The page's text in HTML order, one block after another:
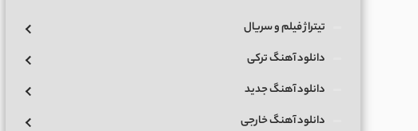
تیتراژ فیلم و سریال
دانلود آهنگ ترکی
دانلود آهنگ جدید
دانلود آهنگ خارجی